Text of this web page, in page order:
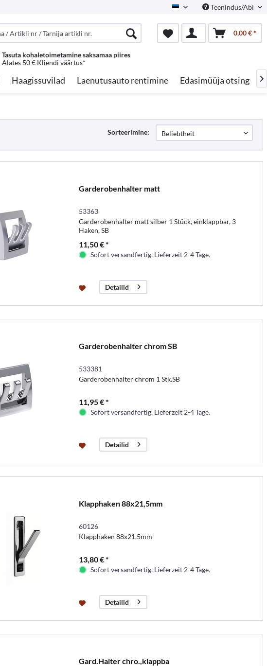
Estonian Teenindus/Abi
0,00 € *
Tasuta kohaletoimetamine saksamaa piires
Alates 50 € Kliendi väärtus*
Haagissuvilad Laenutusauto rentimine Edasimüüja otsing 
Sorteerimine:
Garderobenhalter matt
53363
Garderobenhalter matt silber 1 Stück, einklappbar, 3
Haken, SB
11,50 € *
Sofort versandfertig. Lieferzeit 2-4 Tage.
Detailid
Garderobenhalter chrom SB
533381
Garderobenhalter chrom 1 Stk.SB
11,95 € *
Sofort versandfertig. Lieferzeit 2-4 Tage.
Detailid
Klapphaken 88x21,5mm
60126
Klapphaken 88x21,5mm
13,80 € *
Sofort versandfertig. Lieferzeit 2-4 Tage.
Detailid
Gard.Halter chro.,klappba